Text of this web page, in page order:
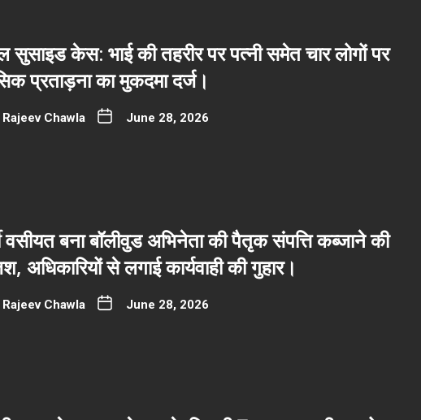
सुसाइड केस: भाई की तहरीर पर पत्नी समेत चार लोगों पर
प्रताड़ना का मुकदमा दर्ज।
Rajeev Chawla June 28, 2026
वसीयत बना बॉलीवुड अभिनेता की पैतृक संपत्ति कब्जाने की
अधिकारियों से लगाई कार्यवाही की गुहार।
Rajeev Chawla June 28, 2026